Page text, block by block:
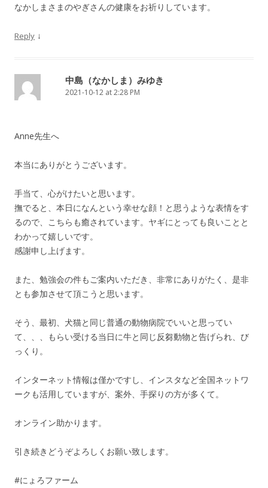
なかしまさまのやぎさんの健康をお祈りしています。
Reply ↓
中島（なかしま）みゆき
2021-10-12 at 2:28 PM
Anne先生へ
本当にありがとうございます。
手当て、心がけたいと思います。
撫でると、本日になんという幸せな顔！と思うような表情をす
るので、こちらも癒されています。ヤギにとっても良いことと
わかって嬉しいです。
感謝申し上げます。
また、勉強会の件もご案内いただき、非常にありがたく、是非
とも参加させて頂こうと思います。
そう、最初、犬猫と同じ普通の動物病院でいいと思ってい
て、、、もらい受ける当日に牛と同じ反芻動物と告げられ、び
っくり。
インターネット情報は僅かですし、インスタなど全国ネットワ
ークも活用していますが、案外、手探りの方が多くて。
オンライン助かります。
引き続きどうぞよろしくお願い致します。
#にょろファーム